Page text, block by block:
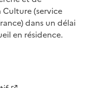
Culture (service
dans un délai
en résidence.